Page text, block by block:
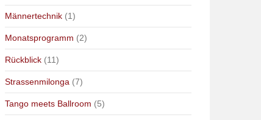
Männertechnik (1)
Monatsprogramm (2)
Rückblick (11)
Strassenmilonga (7)
Tango meets Ballroom (5)